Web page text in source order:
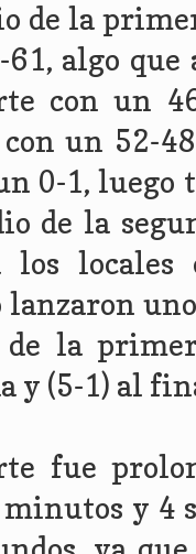
de la
algo
con un
un 52-
0-1, luego
de la
locales
la
y (5-1) al
fue
minutos y 4